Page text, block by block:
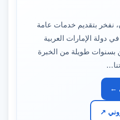
نفخر بتقديم خدمات عامة
دولة الإمارات العربية
بسنوات طويلة من الخبرة
←
↗